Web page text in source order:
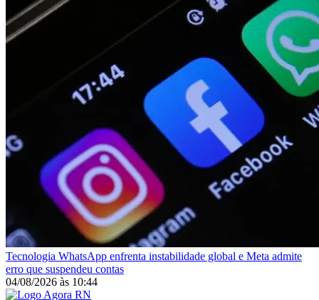
Tecnologia WhatsApp enfrenta instabilidade global e Meta admite
erro que suspendeu contas
04/08/2026 às 10:44